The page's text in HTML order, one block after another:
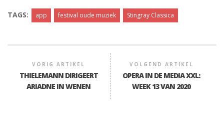
TAGS: app festival oude muziek Stingray Classica
VORIG ARTIKEL
THIELEMANN DIRIGEERT
ARIADNE IN WENEN
VOLGEND ARTIKEL
OPERA IN DE MEDIA XXL:
WEEK 13 VAN 2020